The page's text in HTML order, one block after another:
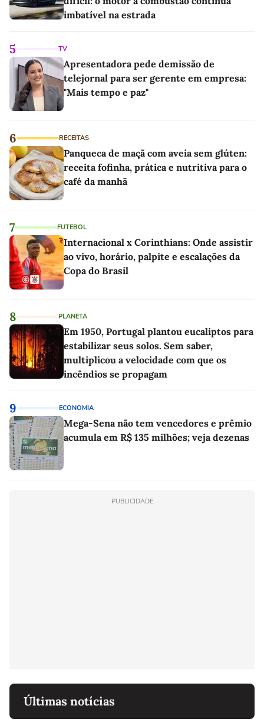
imbatível na estrada
5 TV
Apresentadora pede demissão de
telejornal para ser gerente em empresa:
"Mais tempo e paz"
6 RECEITAS
Panqueca de maçã com aveia sem glúten:
receita fofinha, prática e nutritiva para o
café da manhã
7 FUTEBOL
Internacional x Corinthians: Onde assistir
ao vivo, horário, palpite e escalações da
Copa do Brasil
8 PLANETA
Em 1950, Portugal plantou eucaliptos para
estabilizar seus solos. Sem saber,
multiplicou a velocidade com que os
incêndios se propagam
9 ECONOMIA
Mega-Sena não tem vencedores e prêmio
acumula em R$ 135 milhões; veja dezenas
PUBLICIDADE
Últimas notícias